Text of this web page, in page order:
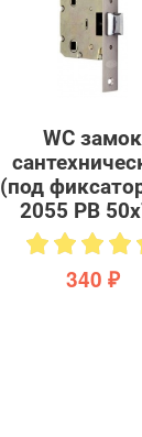
WC замок
(под
2055 PB
340 ₽